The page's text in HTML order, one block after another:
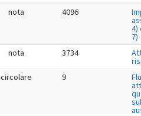
nota 4096
4)
7)
nota 3734
circolare 9